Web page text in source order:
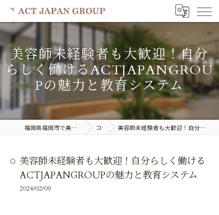
美容師未経験者も大歓迎！自分
らしく働けるACTJAPANGROU
Pの魅力と教育システム
福岡県福岡市で美容室の求人ならACT JAPAN GROUP コラム 美容師未経験者も大歓迎！自分らしく働けるACTJAPANGROUPの魅力と教育システム
美容師未経験者も大歓迎！自分らしく働ける
ACTJAPANGROUPの魅力と教育システム
2024/02/09